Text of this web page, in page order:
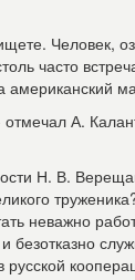
Человек,
часто
американский
А.
Н. В.
неважно
безотказно